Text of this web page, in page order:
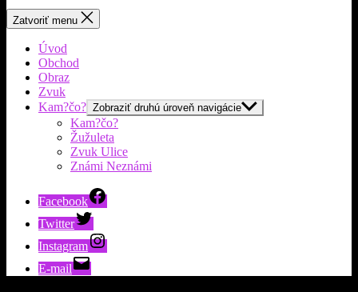
Zatvoriť menu
Úvod
Obchod
Obraz
Zvuk
Kam?čo? Zobraziť druhú úroveň navigácie
Kam?čo?
Žužuleta
Zvuk Ulice
Známi Neznámi
Facebook
Twitter
Instagram
E-mail